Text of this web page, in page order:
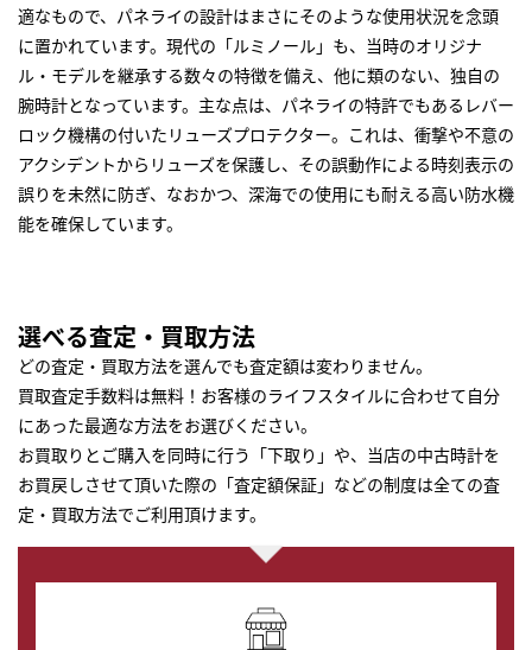
適なもので、パネライの設計はまさにそのような使用状況を念頭
に置かれています。現代の「ルミノール」も、当時のオリジナ
ル・モデルを継承する数々の特徴を備え、他に類のない、独自の
腕時計となっています。主な点は、パネライの特許でもあるレバー
ロック機構の付いたリューズプロテクター。これは、衝撃や不意の
アクシデントからリューズを保護し、その誤動作による時刻表示の
誤りを未然に防ぎ、なおかつ、深海での使用にも耐える高い防水機
能を確保しています。
選べる査定・買取方法
どの査定・買取方法を選んでも査定額は変わりません。
買取査定手数料は無料！お客様のライフスタイルに合わせて自分
にあった最適な方法をお選びください。
お買取りとご購入を同時に行う「下取り」や、当店の中古時計を
お買戻しさせて頂いた際の「査定額保証」などの制度は全ての査
定・買取方法でご利用頂けます。